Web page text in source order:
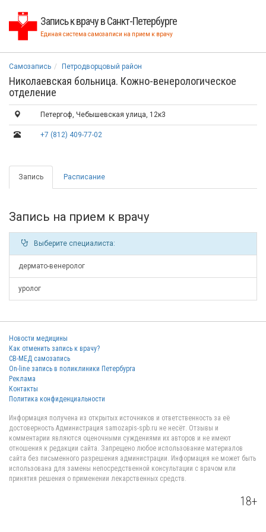
Запись к врачу в Санкт-Петербурге
Единая система самозаписи на прием к врачу
Самозапись Петродворцовый район
Николаевская больница. Кожно-венерологическое
отделение
Петергоф, Чебышевская улица, 12к3
+7 (812) 409-77-02
Запись Расписание
Запись на прием к врачу
Выберите специалиста:
дермато-венеролог
уролог
Новости медицины
Как отменить запись к врачу?
СВ-МЕД самозапись
On-line запись в поликлиники Петербурга
Реклама
Контакты
Политика конфиденциальности
Информация получена из открытых источников и ответственность за её
достоверность Администрация samozapis-spb.ru не несёт. Отзывы и
комментарии являются оценочными суждениями их авторов и не имеют
отношения к редакции сайта. Запрещено любое использование материалов
сайта без письменного разрешения администрации. Информация не может быть
использована для замены непосредственной консультации с врачом или
принятия решения о применении лекарственных средств.
18+